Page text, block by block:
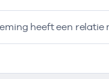
heeft een